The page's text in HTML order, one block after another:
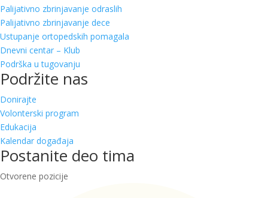
Palijativno zbrinjavanje odraslih
Palijativno zbrinjavanje dece
Ustupanje ortopedskih pomagala
Dnevni centar – Klub
Podrška u tugovanju
Podržite nas
Donirajte
Volonterski program
Edukacija
Kalendar događaja
Postanite deo tima
Otvorene pozicije